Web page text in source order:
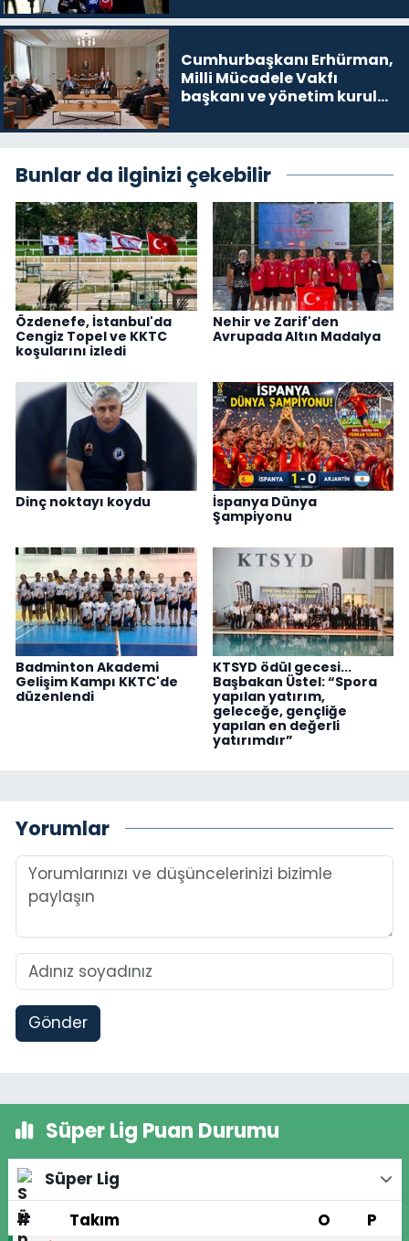
Cumhurbaşkanı Erhürman,
Milli Mücadele Vakfı
başkanı ve yönetim kurulu
Bunlar da ilginizi çekebilir
Özdenefe, İstanbul'da
Cengiz Topel ve KKTC
koşularını izledi
Nehir ve Zarif'den
Avrupada Altın Madalya
Dinç noktayı koydu
İspanya Dünya
Şampiyonu
Badminton Akademi
Gelişim Kampı KKTC'de
düzenlendi
KTSYD ödül gecesi...
Başbakan Üstel: “Spora
yapılan yatırım,
geleceğe, gençliğe
yapılan en değerli
yatırımdır”
Yorumlar
Gönder
Süper Lig Puan Durumu
Süper Lig
#
Takım O P